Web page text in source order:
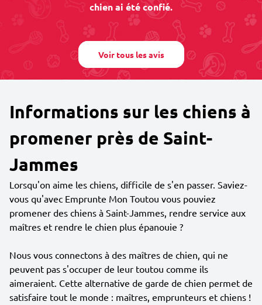
chien ai été confié.
Voir tous les avis
Informations sur les chiens à
promener près de Saint-
Jammes
Lorsqu'on aime les chiens, difficile de s'en passer. Saviez-
vous qu'avec Emprunte Mon Toutou vous pouviez
promener des chiens à Saint-Jammes, rendre service aux
maîtres et rendre le chien plus épanouie ?
Nous vous connectons à des maîtres de chien, qui ne
peuvent pas s'occuper de leur toutou comme ils
aimeraient. Cette alternative de garde de chien permet de
satisfaire tout le monde : maîtres, emprunteurs et chiens !